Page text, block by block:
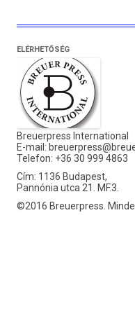
ELÉRHETŐSÉG
Breuerpress International
E-mail:
Telefon: +36 30 999 4863
Cím: 1136 Budapest,
Pannónia utca 21. MF.3.
©2016 Breuerpress.